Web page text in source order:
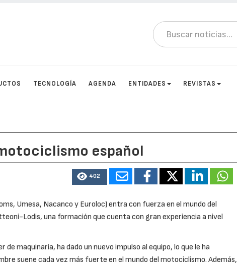
TECNOLOGÍA AGENDA ENTIDADES REVISTAS
español
402
Umesa, Nacanco y Euroloc) entra con fuerza en el mundo del
Lodis, una formación que cuenta con gran experiencia a nivel
de maquinaria, ha dado un nuevo impulso al equipo, lo que le ha
suene cada vez más fuerte en el mundo del motociclismo. Además,